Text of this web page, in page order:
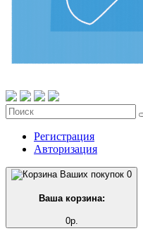
Регистрация
Авторизация
0
Ваша корзина:
0р.